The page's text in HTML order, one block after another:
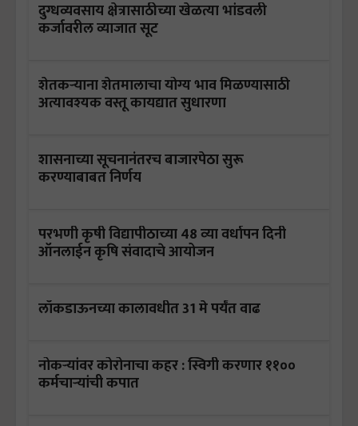
दुग्धव्यवसाय क्षेत्रासाठीच्या खेळत्या भांडवली
कर्जावरील व्याजात सूट
शेतकऱ्याना शेतमालाचा योग्य भाव मिळण्यासाठी
अत्यावश्यक वस्तू कायद्यात सुधारणा
शासनाच्या सूचनानंतरच बाजारपेठा सुरू
करण्याबाबत निर्णय
परभणी कृषी विद्यापीठाच्या 48 व्‍या वर्धापन दिनी
ऑनलाईन कृषि संवादाचे आयोजन
लॉकडाऊनच्या कालावधीत 31 मे पर्यंत वाढ
नोकऱ्यांवर कोरोनाचा कहर : स्विगी करणार ११००
कर्मचाऱ्यांची कपात